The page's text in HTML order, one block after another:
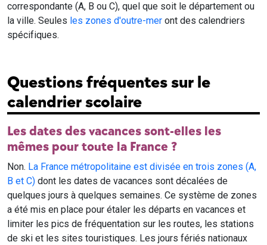
correspondante (A, B ou C), quel que soit le département ou
la ville. Seules les zones d'outre-mer ont des calendriers
spécifiques.
Questions fréquentes sur le
calendrier scolaire
Les dates des vacances sont-elles les
mêmes pour toute la France ?
Non. La France métropolitaine est divisée en trois zones (A,
B et C) dont les dates de vacances sont décalées de
quelques jours à quelques semaines. Ce système de zones
a été mis en place pour étaler les départs en vacances et
limiter les pics de fréquentation sur les routes, les stations
de ski et les sites touristiques. Les jours fériés nationaux